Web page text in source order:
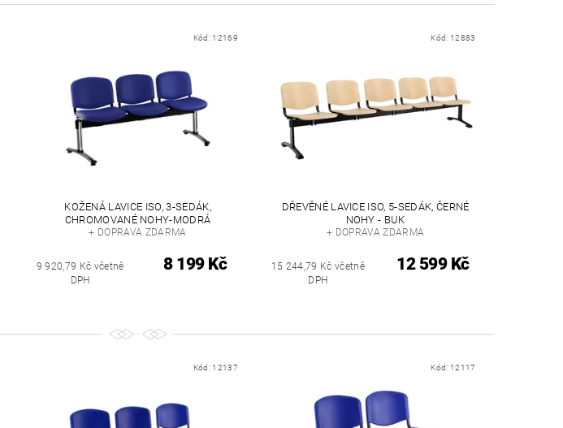
Kód: 12169
KOŽENÁ LAVICE ISO, 3-SEDÁK,
CHROMOVANÉ NOHY-MODRÁ
+ DOPRAVA ZDARMA
9 920,79 Kč včetně
DPH
8 199 Kč
Kód: 12883
DŘEVĚNÉ LAVICE ISO, 5-SEDÁK, ČERNÉ
NOHY - BUK
+ DOPRAVA ZDARMA
15 244,79 Kč včetně
DPH
12 599 Kč
Kód: 12137 Kód: 12117